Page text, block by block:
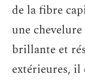
de la fibre
une
brillante et
extérieures, il